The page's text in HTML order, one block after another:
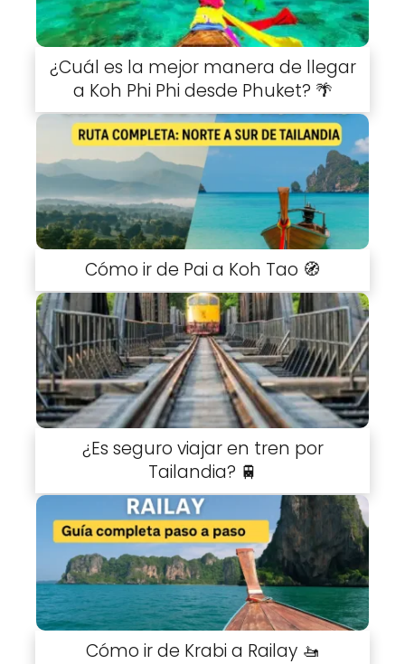
¿Cuál es la mejor manera de llegar
a Koh Phi Phi desde Phuket? 🌴
Cómo ir de Pai a Koh Tao 🧭
¿Es seguro viajar en tren por
Tailandia? 🚆
Cómo ir de Krabi a Railay 🚤